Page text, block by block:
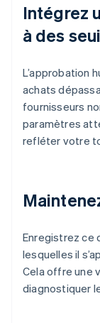
Intégrez
à des
L’approbation
achats
fournisseurs
paramètres
refléter votre
Enregistrez ce
lesquelles il
Cela offre une
diagnostiquer